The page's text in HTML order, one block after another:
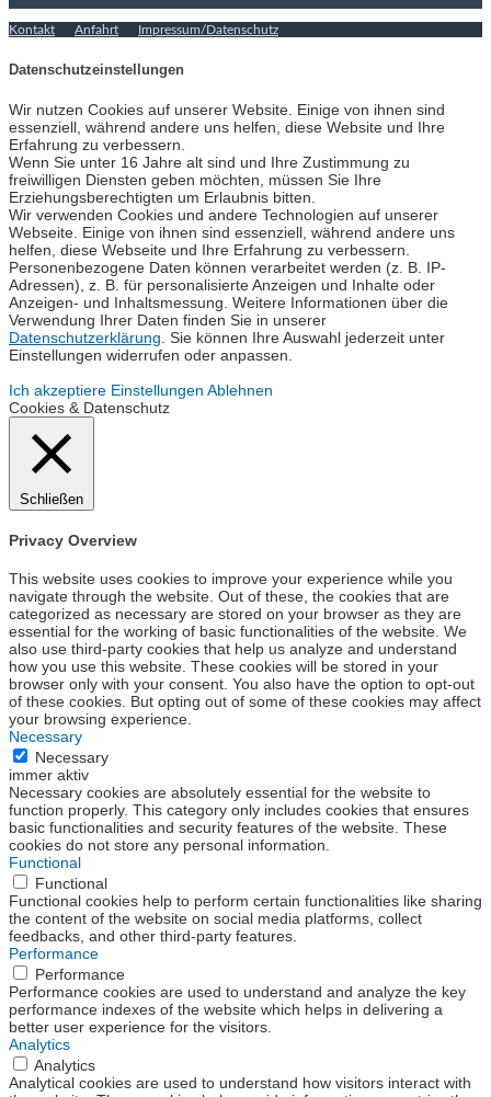
Kontakt Anfahrt Impressum/Datenschutz
Datenschutzeinstellungen
Wir nutzen Cookies auf unserer Website. Einige von ihnen sind
essenziell, während andere uns helfen, diese Website und Ihre
Erfahrung zu verbessern.
Wenn Sie unter 16 Jahre alt sind und Ihre Zustimmung zu
freiwilligen Diensten geben möchten, müssen Sie Ihre
Erziehungsberechtigten um Erlaubnis bitten.
Wir verwenden Cookies und andere Technologien auf unserer
Webseite. Einige von ihnen sind essenziell, während andere uns
helfen, diese Webseite und Ihre Erfahrung zu verbessern.
Personenbezogene Daten können verarbeitet werden (z. B. IP-
Adressen), z. B. für personalisierte Anzeigen und Inhalte oder
Anzeigen- und Inhaltsmessung. Weitere Informationen über die
Verwendung Ihrer Daten finden Sie in unserer
Datenschutzerklärung. Sie können Ihre Auswahl jederzeit unter
Einstellungen widerrufen oder anpassen.
Ich akzeptiere Einstellungen Ablehnen
Cookies & Datenschutz
Schließen
Privacy Overview
This website uses cookies to improve your experience while you
navigate through the website. Out of these, the cookies that are
categorized as necessary are stored on your browser as they are
essential for the working of basic functionalities of the website. We
also use third-party cookies that help us analyze and understand
how you use this website. These cookies will be stored in your
browser only with your consent. You also have the option to opt-out
of these cookies. But opting out of some of these cookies may affect
your browsing experience.
Necessary
Necessary
immer aktiv
Necessary cookies are absolutely essential for the website to
function properly. This category only includes cookies that ensures
basic functionalities and security features of the website. These
cookies do not store any personal information.
Functional
Functional
Functional cookies help to perform certain functionalities like sharing
the content of the website on social media platforms, collect
feedbacks, and other third-party features.
Performance
Performance
Performance cookies are used to understand and analyze the key
performance indexes of the website which helps in delivering a
better user experience for the visitors.
Analytics
Analytics
Analytical cookies are used to understand how visitors interact with